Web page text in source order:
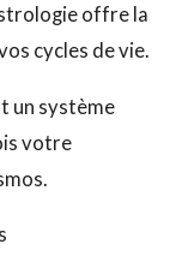
offre la
cycles de vie.
un système
votre